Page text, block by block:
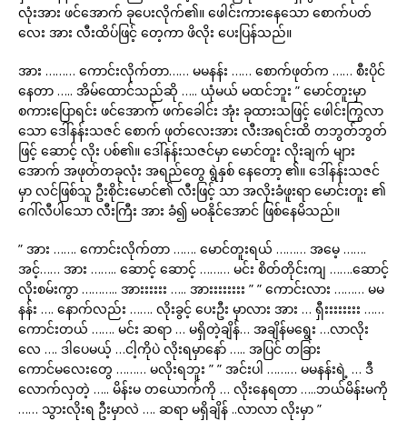
လုံးအား ဖင်အောက် ခုပေးလိုက်၏။ ဖေါင်းကားနေသော စောက်ပတ်
လေး အား လီးထိပ်ဖြင့် တေ့ကာ ဖိလိုး ပေးပြန်သည်။
အား ……… ကောင်းလိုက်တာ…… မမနန်း …… စောက်ဖုတ်က …… စီးပိုင်
နေတာ ….. အိမ်ထောင်သည်ဆို ….. ယုံမယ် မထင်ဘူး ” မောင်တူးမှာ
စကားပြောရင်း ဖင်အောက် ဖက်ခေါင်း အုံး ခုထားသဖြင့် ဖေါင်းကြွလာ
သော ဒေါ်နန်းသဇင် စောက် ဖုတ်လေးအား လီးအရင်းထိ တဘွတ်ဘွတ်
ဖြင့် ဆောင့် လိုး ပစ်၏။ ဒေါ်နန်းသဇင်မှာ မောင်တူး လိုးချက် များ
အောက် အဖုတ်တခုလုံး အရည်တွေ ရွဲနှစ် နေတော့ ၏။ ဒေါ်နန်းသဇင်
မှာ လင်ဖြစ်သူ ဦးစိုင်းမောင်၏ လီးဖြင့် သာ အလိုးခံဖူးရာ မောင်းတူး ၏
ဂေါ်လီပါသော လီးကြီး အား ခံ၍ မဝနိုင်အောင် ဖြစ်နေမိသည်။
” အား ……. ကောင်းလိုက်တာ ……. မောင်တူးရယ် ……… အမေ့ …….
အင့်…… အား …….. ဆောင့် ဆောင့် ……… မင်း စိတ်တိုင်းကျ …….ဆောင့်
လိုးစမ်းကွာ ……….. အားးးးးး ….. အားးးးးးးး ” ” ကောင်းလား ……… မမ
နန်း …. နောက်လည်း ……. လိုးခွင့် ပေးဦး မှာလား အား … ရှီးးးးးးးး ……
ကောင်းတယ် ……. မင်း ဆရာ … မရှိတဲ့ချိန်… အချိန်မရွေး …လာလိုး
လေ …. ဒါပေမယ့် …ငါ့ကိုပဲ လိုးရမှာနော် ….. အပြင် တခြား
ကောင်မလေးတွေ ……… မလိုးရဘူး ” ” အင်းပါ ……… မမနန်းရဲ့ … ဒီ
လောက်လှတဲ့ ….. မိန်းမ တယောက်ကို … လိုးနေရတာ …..ဘယ်မိန်းမကို
…… သွားလိုးရ ဦးမှာလဲ …. ဆရာ မရှိချိန် ..လာလာ လိုးမှာ ”